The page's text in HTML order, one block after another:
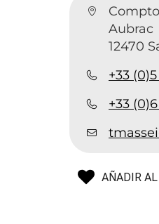
Aubrac
12470
+33
+33
AÑADIR